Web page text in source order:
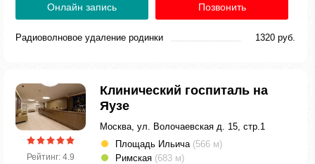
Онлайн запись Позвонить
Радиоволновое удаление родинки 1320 руб.
Рейтинг: 4.9
Клинический госпиталь на
Яузе
Москва, ул. Волочаевская д. 15, стр.1
Площадь Ильича (566 м)
Римская (683 м)